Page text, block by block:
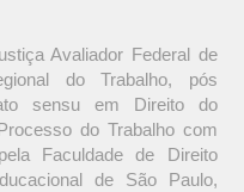
Avaliador Federal de
do Trabalho, pós
sensu em Direito do
do Trabalho com
Faculdade de Direito
de São Paulo,